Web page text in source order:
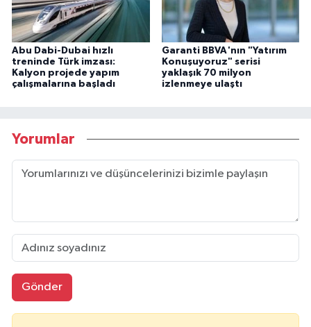
Abu Dabi-Dubai hızlı
treninde Türk imzası:
Kalyon projede yapım
çalışmalarına başladı
Garanti BBVA'nın "Yatırım
Konuşuyoruz" serisi
yaklaşık 70 milyon
izlenmeye ulaştı
Yorumlar
Gönder